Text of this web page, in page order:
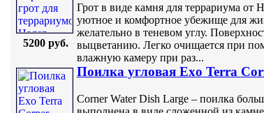
5200 руб.
Грот в виде камня для террариума от
уютное и комфортное убежище для
желательно в теневом углу.
выцветанию. Легко очищается при
влажную камеру при раз...
Поилка угловая Exo Terra
Corner Water Dish Large – поилка